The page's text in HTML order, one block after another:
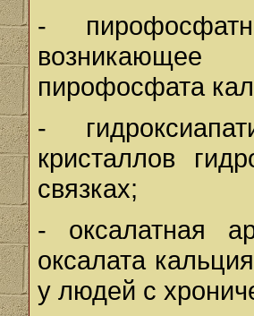
-
пирофосфата
-
кристаллов
связках;
- оксалатная
оксалата
у людей с